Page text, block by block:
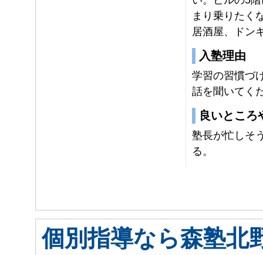
まり乗りたく
居酒屋、ドン
入塾理由
学習の習慣づ
話を聞いてく
良いところ
塾長が忙しそ
る。
個別指導なら森塾北